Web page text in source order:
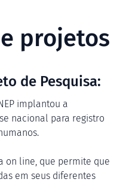
projetos
de Pesquisa:
implantou a
nacional para registro
on line, que permite que
em seus diferentes